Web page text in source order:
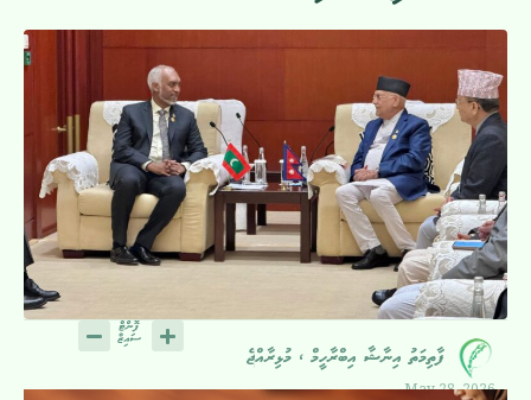
ފާތިމަތު އިނާޝާ އިބްރާހީމް ، މުޅިރާއްޖެ
May 28, 2026